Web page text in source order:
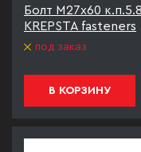
Болт М27х60
KREPSTA fasteners
под заказ
В КОРЗИНУ